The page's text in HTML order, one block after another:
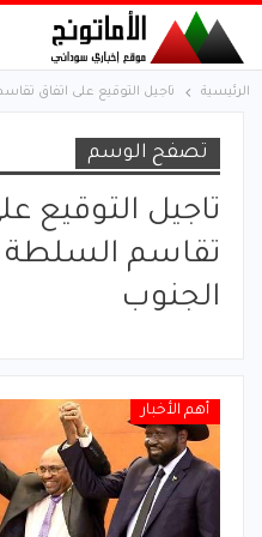
الرئيسية تاجيل التوقيع على اتفاق
تصفح الوسم
تاجيل التوقيع
تقاسم السلطة
الجنوب
أهم الأخبار